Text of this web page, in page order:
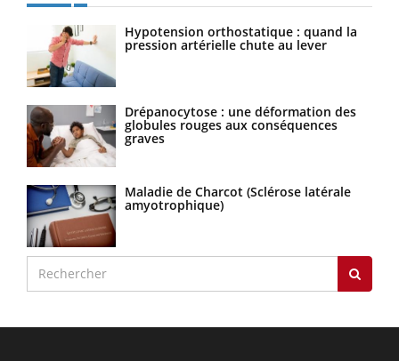
Hypotension orthostatique : quand la
pression artérielle chute au lever
Drépanocytose : une déformation des
globules rouges aux conséquences
graves
Maladie de Charcot (Sclérose latérale
amyotrophique)